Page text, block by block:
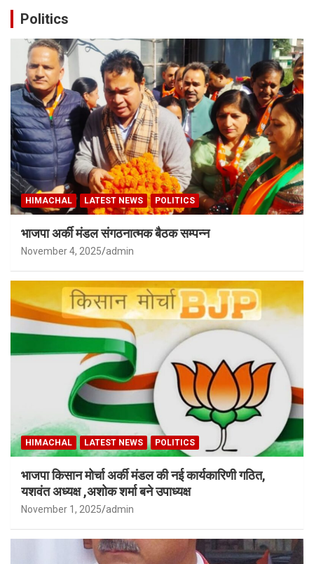
Politics
HIMACHAL LATEST NEWS POLITICS
भाजपा अर्की मंडल संगठनात्मक बैठक सम्पन्न
November 4, 2025 admin
HIMACHAL LATEST NEWS POLITICS
भाजपा किसान मोर्चा अर्की मंडल की नई कार्यकारिणी गठित,
यशवंत अध्यक्ष ,अशोक शर्मा बने उपाध्यक्ष
November 1, 2025 admin